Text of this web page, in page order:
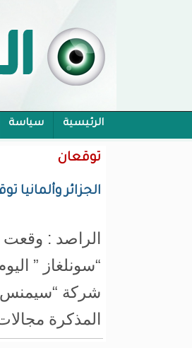
الرئيسية سياسة
محام:قانون حماية
توقعان
الجزائر
الراصد : وقعت
“سونلغاز ”
شركة “سيمنس
المذكرة